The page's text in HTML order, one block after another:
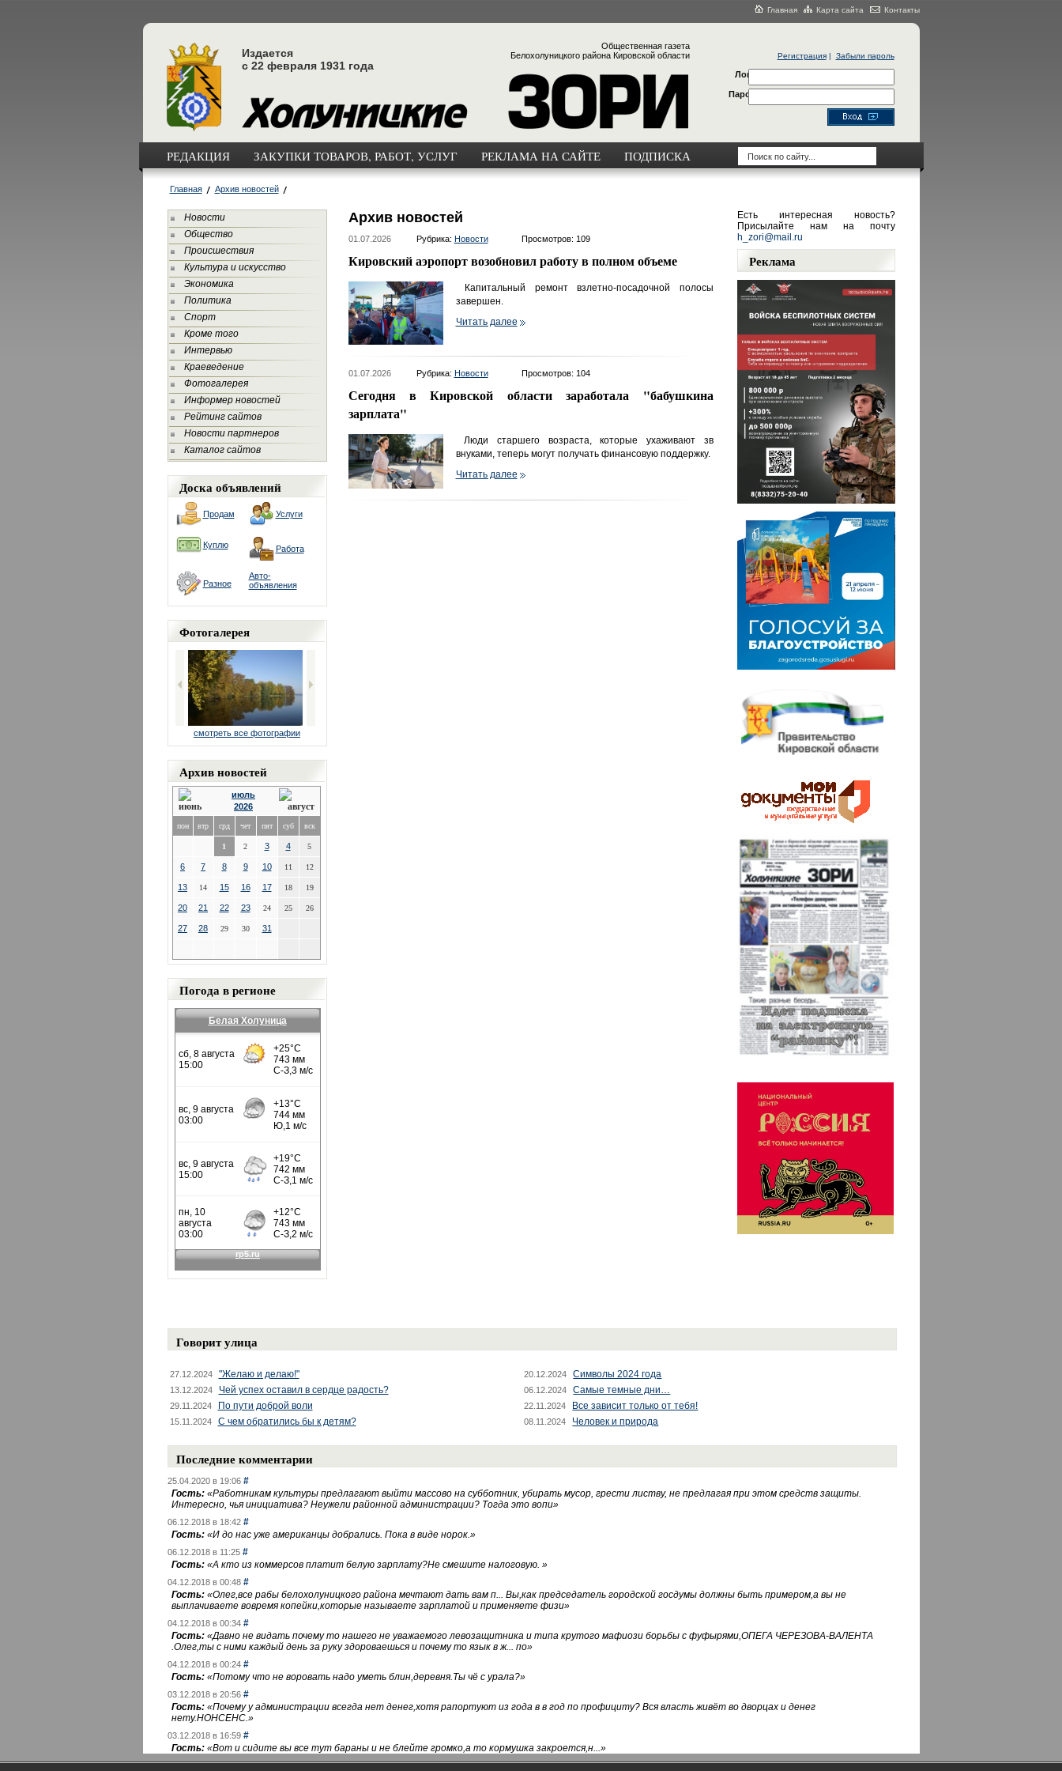
Главная Карта сайта Контакты
Издается
с 22 февраля 1931 года
Общественная газета
Белохолуницкого района Кировской области
Регистрация| Забыли пароль
Логин
Пароль
РЕДАКЦИЯ ЗАКУПКИ ТОВАРОВ, РАБОТ, УСЛУГ РЕКЛАМА НА САЙТЕ ПОДПИСКА
Главная Архив новостей
Новости
Общество
Происшествия
Культура и искусство
Экономика
Политика
Спорт
Кроме того
Интервью
Краеведение
Фотогалерея
Информер новостей
Рейтинг сайтов
Новости партнеров
Каталог сайтов
Доска объявлений
Продам Услуги
Куплю Работа
Разное
Авто-
объявления
Фотогалерея
смотреть все фотографии
Архив новостей
июль
2026
пон втр срд чет пят суб вск
1 2 3 4 5
6 7 8 9 10 11 12
13 14 15 16 17 18 19
20 21 22 23 24 25 26
27 28 29 30 31
Погода в регионе
Белая Холуница
Архив новостей
01.07.2026 Рубрика: Новости Просмотров: 109
Кировский аэропорт возобновил работу в полном объеме
Капитальный ремонт взлетно-посадочной полосы
завершен.
Читать далее
01.07.2026 Рубрика: Новости Просмотров: 104
Сегодня в Кировской области заработала "бабушкина
зарплата"
Люди старшего возраста, которые ухаживают зв
внуками, теперь могут получать финансовую поддержку.
Читать далее
Есть интересная новость?
Присылайте нам на почту
h_zori@mail.ru
Реклама
Говорит улица
27.12.2024 "Желаю и делаю!" 20.12.2024 Символы 2024 года
13.12.2024 Чей успех оставил в сердце радость? 06.12.2024 Самые темные дни…
29.11.2024 По пути доброй воли 22.11.2024 Все зависит только от тебя!
15.11.2024 С чем обратились бы к детям? 08.11.2024 Человек и природа
Последние комментарии
25.04.2020 в 19:06 #
Гость: «Работникам культуры предлагают выйти массово на субботник, убирать мусор, грести листву, не предлагая при этом средств защиты.
Интересно, чья инициатива? Неужели районной администрации? Тогда это вопи»
06.12.2018 в 18:42 #
Гость: «И до нас уже американцы добрались. Пока в виде норок.»
06.12.2018 в 11:25 #
Гость: «А кто из коммерсов платит белую зарплату?Не смешите налоговую. »
04.12.2018 в 00:48 #
Гость: «Олег,все рабы белохолуницкого района мечтают дать вам п... Вы,как председатель городской госдумы должны быть примером,а вы не
выплачиваете вовремя копейки,которые называете зарплатой и применяете физи»
04.12.2018 в 00:34 #
Гость: «Давно не видать почему то нашего не уважаемого левозащитника и типа крутого мафиози борьбы с фуфырями,ОПЕГА ЧЕРЕЗОВА-ВАЛЕНТА
.Олег,ты с ними каждый день за руку здороваешься и почему то язык в ж... по»
04.12.2018 в 00:24 #
Гость: «Потому что не воровать надо уметь блин,деревня.Ты чё с урала?»
03.12.2018 в 20:56 #
Гость: «Почему у администрации всегда нет денег,хотя рапортуют из года в в год по профициту? Вся власть живёт во дворцах и денег
нету.НОНСЕНС.»
03.12.2018 в 16:59 #
Гость: «Вот и сидите вы все тут бараны и не блейте громко,а то кормушка закроется,н...»